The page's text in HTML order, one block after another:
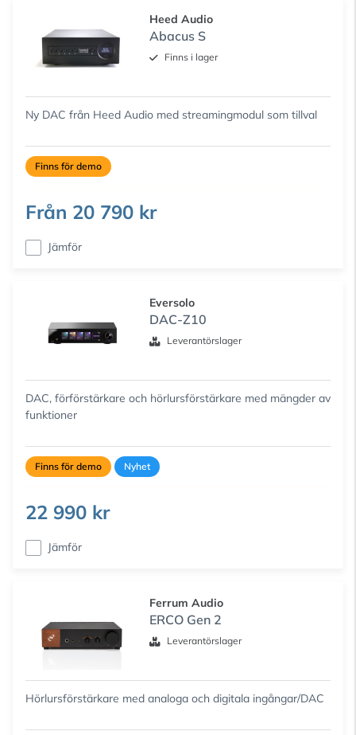
Heed Audio
Abacus S
Finns i lager
Ny DAC från Heed Audio med streamingmodul som tillval
Finns för demo
Från 20 790 kr
Jämför
Eversolo
DAC-Z10
Leverantörslager
DAC, förförstärkare och hörlursförstärkare med mängder av
funktioner
Finns för demo Nyhet
22 990 kr
Jämför
Ferrum Audio
ERCO Gen 2
Leverantörslager
Hörlursförstärkare med analoga och digitala ingångar/DAC